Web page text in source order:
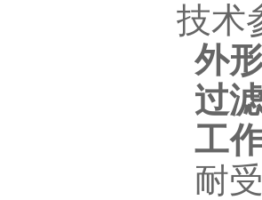
技术
外
过
工
耐